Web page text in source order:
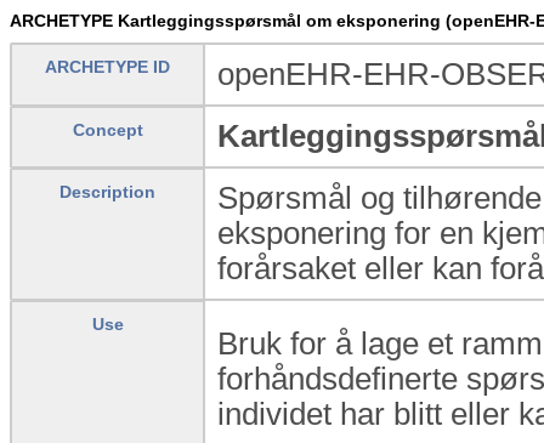
ARCHETYPE Kartleggingsspørsmål om eksponering (openEHR-
ARCHETYPE ID openEHR-EHR-
Concept
Description
Spørsmål og
eksponering for en
forårsaket eller kan
Use
Bruk for å lage et
forhåndsdefinerte
individet har blitt eller